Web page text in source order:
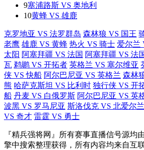
9塞浦路斯 VS 奥地利
10黄蜂 VS 雄鹿
克罗地亚 VS 法罗群岛 森林狼 VS 国王
老鹰 雄鹿 VS 黄蜂 热火 VS 骑士 爱尔兰
太阳 阿塞拜疆 VS 法国 阿塞拜疆 VS 法
瓦 鹈鹕 VS 开拓者 英格兰 VS 塞尔维亚
侠 VS 快船 阿尔巴尼亚 VS 英格兰 森林
熊 哈萨克斯坦 VS 比利时 独行侠 VS 开
船 丹麦 VS 白俄罗斯 阿尔巴尼亚 VS 英
波黑 VS 罗马尼亚 斯洛伐克 VS 北爱尔兰
VS 奇才 雷霆 VS 勇士
『精兵强将网』所有赛事直播信号源均
擎中搜索整理获得，所有内容均来自互